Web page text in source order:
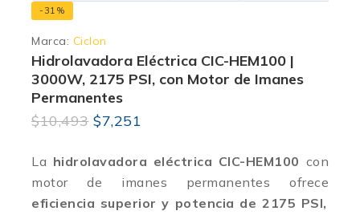
-31%
Marca: Ciclon
Hidrolavadora Eléctrica CIC-HEM100 |
3000W, 2175 PSI, con Motor de Imanes
Permanentes
$10,493 $7,251
La hidrolavadora eléctrica CIC-HEM100 con
motor de imanes permanentes ofrece
eficiencia superior y potencia de 2175 PSI,